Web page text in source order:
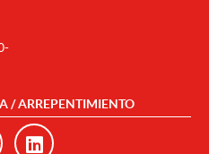
/ ARREPENTIMIENTO